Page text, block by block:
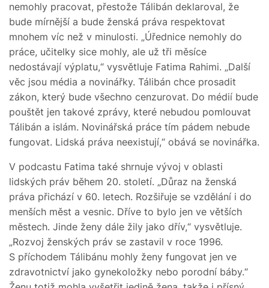
nemohly pracovat, přestože Tálibán deklaroval, že
bude mírnější a bude ženská práva respektovat
mnohem víc než v minulosti. „Úřednice nemohly do
práce, učitelky sice mohly, ale už tři měsíce
nedostávají výplatu,“ vysvětluje Fatima Rahimi. „Další
věc jsou média a novinářky. Tálibán chce prosadit
zákon, který bude všechno cenzurovat. Do médií bude
pouštět jen takové zprávy, které nebudou pomlouvat
Tálibán a islám. Novinářská práce tím pádem nebude
fungovat. Lidská práva neexistují,“ obává se novinářka.
V podcastu Fatima také shrnuje vývoj v oblasti
lidských práv během 20. století. „Důraz na ženská
práva přichází v 60. letech. Rozšiřuje se vzdělání i do
menších měst a vesnic. Dříve to bylo jen ve větších
městech. Jinde ženy dále žily jako dřív,“ vysvětluje.
„Rozvoj ženských práv se zastavil v roce 1996.
S příchodem Tálibánu mohly ženy fungovat jen ve
zdravotnictví jako gynekoložky nebo porodní báby.“